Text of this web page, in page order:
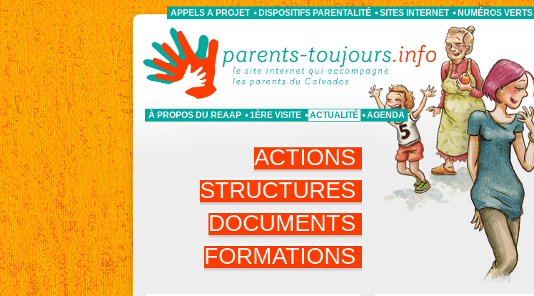
À PROPOS DU REAAP 1ÈRE VISITE ACTUALITÉ AGENDA
APPELS A PROJET DISPOSITIFS PARENTALITÉ SITES INTERNET NUMÉROS VERTS
ACTIONS
STRUCTURES
DOCUMENTS
FORMATIONS